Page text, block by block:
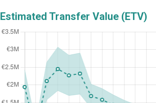
Estimated Transfer Value (ETV)